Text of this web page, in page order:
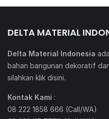
DELTA MATERIAL
Delta Material Indonesia
bahan bangunan dekoratif
silahkan klik disini.
Kontak Kami :
08 222 1858 666 (Call/WA)